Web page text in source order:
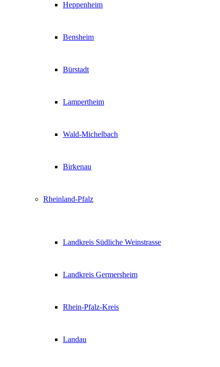
Heppenheim
Bensheim
Bürstadt
Lampertheim
Wald-Michelbach
Birkenau
Rheinland-Pfalz
Landkreis Südliche Weinstrasse
Landkreis Germersheim
Rhein-Pfalz-Kreis
Landau